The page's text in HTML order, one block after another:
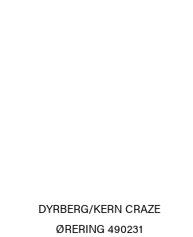
DYRBERG/KERN CRAZE
ØRERING 490231